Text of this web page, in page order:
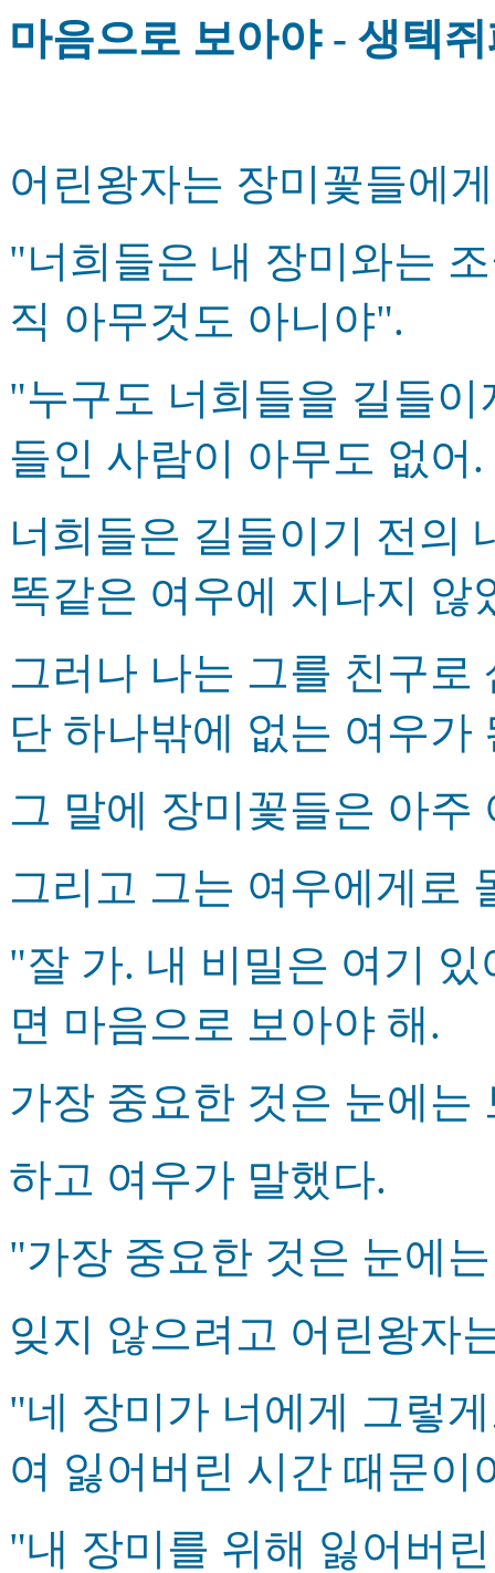
마음으로 보아야 - 생텍
어린왕자는 장미꽃들에
"너희들은 내 장미와는
직 아무것도 아니야".
"누구도 너희들을 길들
들인 사람이 아무도 없어.
너희들은 길들이기 전의
똑같은 여우에 지나지 않
그러나 나는 그를 친구로
단 하나밖에 없는 여우가
그 말에 장미꽃들은 아주
그리고 그는 여우에게로
"잘 가. 내 비밀은 여기
면 마음으로 보아야 해.
가장 중요한 것은 눈에는
하고 여우가 말했다.
"가장 중요한 것은 눈에
잊지 않으려고 어린왕자
"네 장미가 너에게 그렇
여 잃어버린 시간 때문이
"내 장미를 위해 잃어버